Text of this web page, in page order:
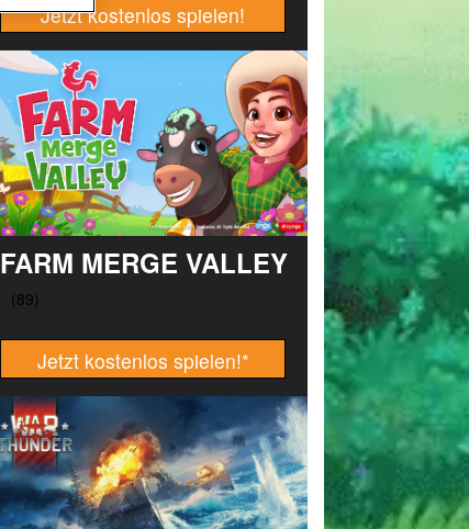
Jetzt kostenlos spielen!
FARM MERGE VALLEY
Jetzt kostenlos spielen!*